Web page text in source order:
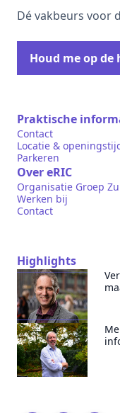
Dé vakbeurs voor
Houd me op de
Praktische
Contact
Locatie &
Parkeren
Over eRIC
Organisatie Groep
Werken bij
Contact
Highlights